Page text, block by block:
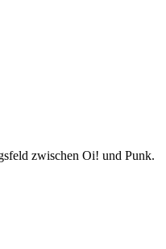
zwischen Oi! und Punk.